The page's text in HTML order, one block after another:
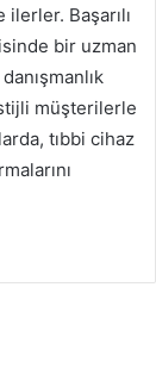
Başarılı
bir uzman
müşterilerle
tıbbi cihaz